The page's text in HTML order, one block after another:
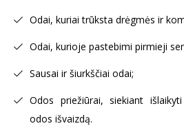
Odai, kuriai trūksta drėgmės ir
Odai, kurioje pastebimi pirmieji
Sausai ir šiurkščiai odai;
Odos priežiūrai, siekiant
odos išvaizdą.